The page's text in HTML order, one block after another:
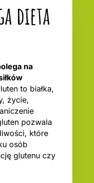
dieta
na
to białka,
życie,
pozwala
które
osób
glutenu czy